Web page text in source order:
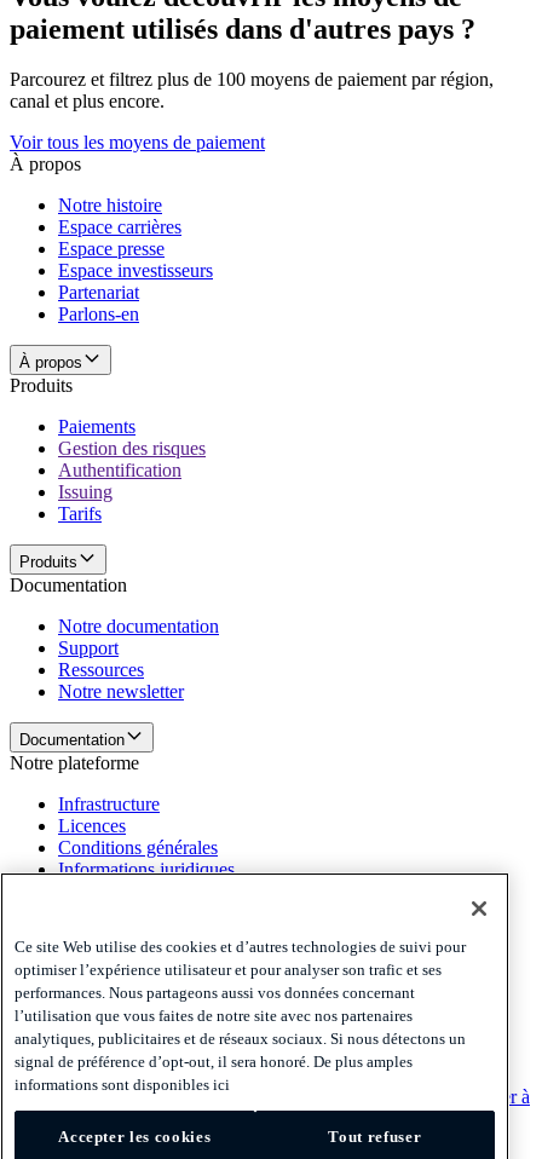
paiement utilisés dans d'autres pays ?
Parcourez et filtrez plus de 100 moyens de paiement par région,
canal et plus encore.
Voir tous les moyens de paiement
À propos
Notre histoire
Espace carrières
Espace presse
Espace investisseurs
Partenariat
Parlons-en
À propos
Produits
Paiements
Gestion des risques
Authentification
Issuing
Tarifs
Produits
Documentation
Notre documentation
Support
Ressources
Notre newsletter
Documentation
Notre plateforme
Infrastructure
Licences
Conditions générales
Informations juridiques
Politiques et mentions légales
Privacy
Cookies
Disclaimer
Politiques et mentions légales
S'abonner à notre newsletterS'abonner à notre newsletter
S'abonner à
notre newsletter
Ce site Web utilise des cookies et d’autres technologies de suivi pour
optimiser l’expérience utilisateur et pour analyser son trafic et ses
performances. Nous partageons aussi vos données concernant
l’utilisation que vous faites de notre site avec nos partenaires
analytiques, publicitaires et de réseaux sociaux. Si nous détectons un
signal de préférence d’opt-out, il sera honoré. De plus amples
informations sont disponibles ici
Accepter les cookies Tout refuser